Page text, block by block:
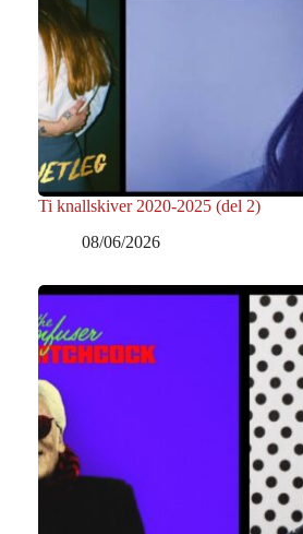
Ti knallskiver 2020-2025 (del 2)
08/06/2026